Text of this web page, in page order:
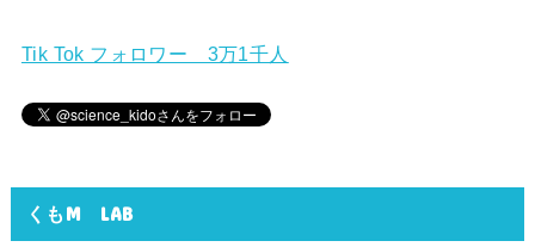
Tik Tok フォロワー 3万1千人
くもM LAB